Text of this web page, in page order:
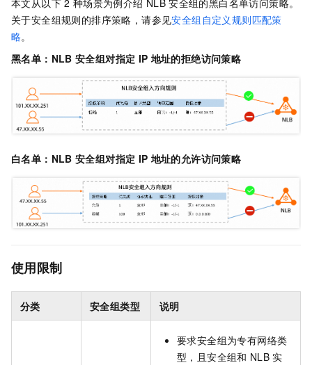
本文从以下 2 种场景为例介绍 NLB 安全组的黑白名单访问策略。
关于安全组规则的排序策略，请参见安全组自定义规则匹配策
略。
黑名单：NLB 安全组对指定 IP 地址的拒绝访问策略
白名单：NLB 安全组对指定 IP 地址的允许访问策略
使用限制
分类 安全组类型 说明
要求安全组为专有网络类
型，且安全组和 NLB 实